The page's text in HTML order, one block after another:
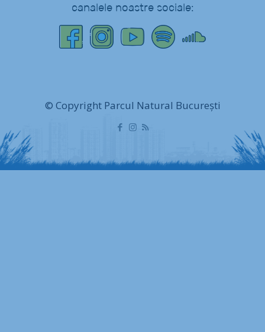
canalele noastre sociale:
© Copyright Parcul Natural București